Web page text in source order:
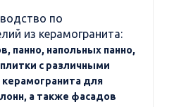
по
из керамогранита:
панно, напольных панно,
с различными
для
а также фасадов